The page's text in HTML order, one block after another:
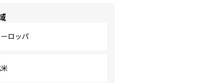
ロッパ